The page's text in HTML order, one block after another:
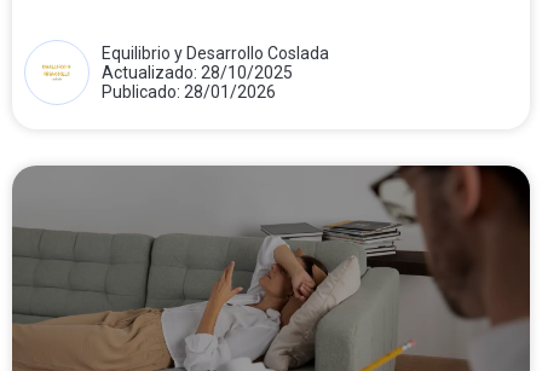
Equilibrio y Desarrollo Coslada
Actualizado: 28/10/2025
Publicado: 28/01/2026